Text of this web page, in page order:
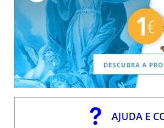
AJUDA E